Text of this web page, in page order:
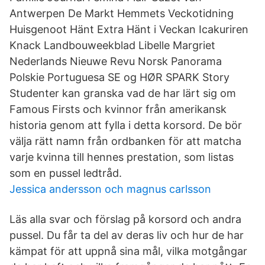
Antwerpen De Markt Hemmets Veckotidning
Huisgenoot Hänt Extra Hänt i Veckan Icakuriren
Knack Landbouweekblad Libelle Margriet
Nederlands Nieuwe Revu Norsk Panorama
Polskie Portuguesa SE og HØR SPARK Story
Studenter kan granska vad de har lärt sig om
Famous Firsts och kvinnor från amerikansk
historia genom att fylla i detta korsord. De bör
välja rätt namn från ordbanken för att matcha
varje kvinna till hennes prestation, som listas
som en pussel ledtråd.
Jessica andersson och magnus carlsson
Läs alla svar och förslag på korsord och andra
pussel. Du får ta del av deras liv och hur de har
kämpat för att uppnå sina mål, vilka motgångar